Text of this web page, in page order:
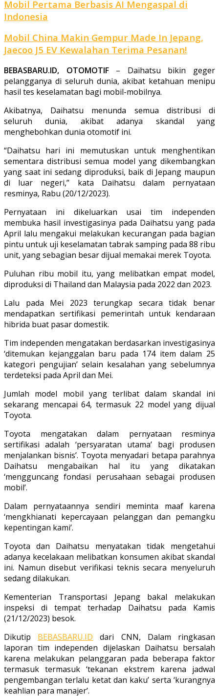
Mobil Pertama Berbasis AI Mengaspal di
Indonesia
Mobil China Makin Gempur Made In Jepang,
Jaecoo J5 EV Kewalahan Terima Pesanan!
BEBASBARU.ID, OTOMOTIF– Daihatsu bikin geger
pelangganya di seluruh dunia, akibat ketahuan menipu
hasil tes keselamatan bagi mobil-mobilnya.
Akibatnya, Daihatsu menunda semua distribusi di
seluruh dunia, akibat adanya skandal yang
menghebohkan dunia otomotif ini.
“Daihatsu hari ini memutuskan untuk menghentikan
sementara distribusi semua model yang dikembangkan
yang saat ini sedang diproduksi, baik di Jepang maupun
di luar negeri,” kata Daihatsu dalam pernyataan
resminya, Rabu (20/12/2023).
Pernyataan ini dikeluarkan usai tim independen
membuka hasil investigasinya pada Daihatsu yang pada
April lalu mengakui melakukan kecurangan pada bagian
pintu untuk uji keselamatan tabrak samping pada 88 ribu
unit, yang sebagian besar dijual memakai merek Toyota.
Puluhan ribu mobil itu, yang melibatkan empat model,
diproduksi di Thailand dan Malaysia pada 2022 dan 2023.
Lalu pada Mei 2023 terungkap secara tidak benar
mendapatkan sertifikasi pemerintah untuk kendaraan
hibrida buat pasar domestik.
Tim independen mengatakan berdasarkan investigasinya
‘ditemukan kejanggalan baru pada 174 item dalam 25
kategori pengujian’ selain kesalahan yang sebelumnya
terdeteksi pada April dan Mei.
Jumlah model mobil yang terlibat dalam skandal ini
sekarang mencapai 64, termasuk 22 model yang dijual
Toyota.
Toyota mengatakan dalam pernyataan resminya
sertifikasi adalah ‘persyaratan utama’ bagi produsen
menjalankan bisnis’. Toyota menyadari betapa parahnya
Daihatsu mengabaikan hal itu yang dikatakan
‘mengguncang fondasi perusahaan sebagai produsen
mobil’.
Dalam pernyataannya sendiri meminta maaf karena
‘mengkhianati kepercayaan pelanggan dan pemangku
kepentingan kami’.
Toyota dan Daihatsu menyatakan tidak mengetahui
adanya kecelakaan melibatkan konsumen akibat skandal
ini. Namun disebut verifikasi teknis secara menyeluruh
sedang dilakukan.
Kementerian Transportasi Jepang bakal melakukan
inspeksi di tempat terhadap Daihatsu pada Kamis
(21/12/2023) besok.
Dikutip BEBASBARU.ID dari CNN, Dalam ringkasan
laporan tim independen dijelaskan Daihatsu bersalah
karena melakukan pelanggaran pada beberapa faktor
termasuk termasuk ‘tekanan ekstrem karena jadwal
pengembangan terlalu ketat dan kaku’ serta ‘kurangnya
keahlian para manajer’.